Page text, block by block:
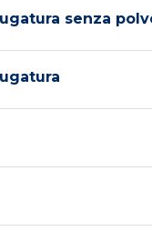
senza